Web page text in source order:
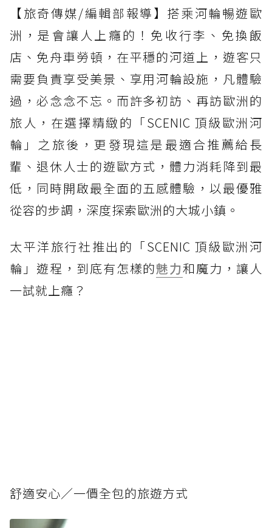
【旅奇傳媒/編輯部報導】搭乘河輪暢遊歐
洲，是會讓人上癮的！免收行李、免換飯
店、免舟車勞頓，在平穩的河道上，遊客只
需要負責享受美景、享用河輪設施，凡體驗
過，必念念不忘。而許多初訪、再訪歐洲的
旅人，在選擇精緻的「SCENIC 頂級歐洲河
輪」之旅後，更發現這是最適合推薦給長
輩、退休人士的遊歐方式，體力消耗降到最
低，同時開啟最全面的五感體驗，以最優雅
從容的步調，深度探索歐洲的大城小鎮。
太平洋旅行社推出的「SCENIC 頂級歐洲河
輪」遊程，到底有怎樣的魅力和魔力，讓人
一試就上癮？
舒適安心／一價全包的旅遊方式